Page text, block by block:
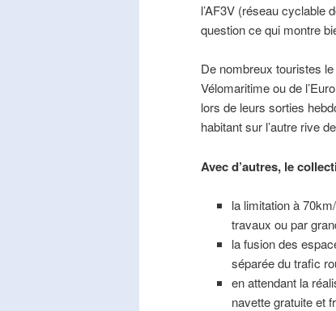
l’AF3V (réseau cyclable
question ce qui montre
De nombreux touristes
Vélomaritime ou de
lors de leurs sorties
habitant sur l’autre rive
Avec d’autres, le
la limitation à
travaux ou par
la fusion des
séparée du trafic
en attendant la
navette gratuite et